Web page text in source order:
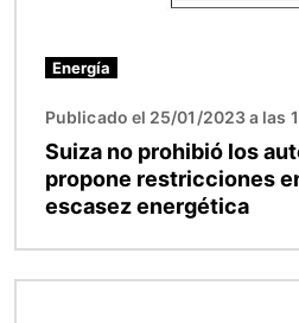
Energía
Publicado el 25/01/2023 a las
Suiza no prohibió los
propone restricciones
escasez energética